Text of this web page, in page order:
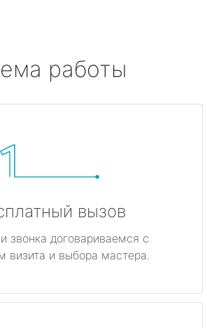
работы
вызов
звонка договариваемся с
визита и выбора мастера.